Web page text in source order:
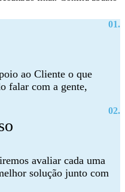
01.
ao Cliente o que
falar com a gente,
02.
avaliar cada uma
solução junto com